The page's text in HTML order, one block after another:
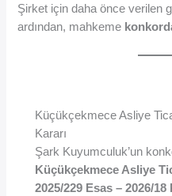
Şirket için daha önce verilen
ardından, mahkeme
Küçükçekmece Asliye
Kararı
Şark Kuyumculuk’un
Küçükçekmece Asliye
2025/229 Esas – 2026/18